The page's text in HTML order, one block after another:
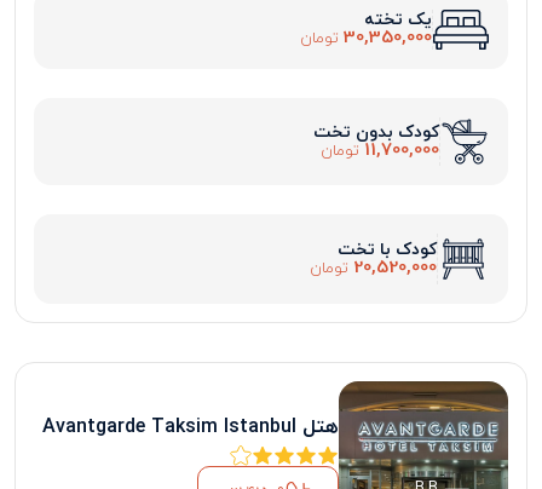
یک تخته
30,350,000 تومان
کودک بدون تخت
11,700,000 تومان
کودک با تخت
20,520,000 تومان
هتل Avantgarde Taksim Istanbul